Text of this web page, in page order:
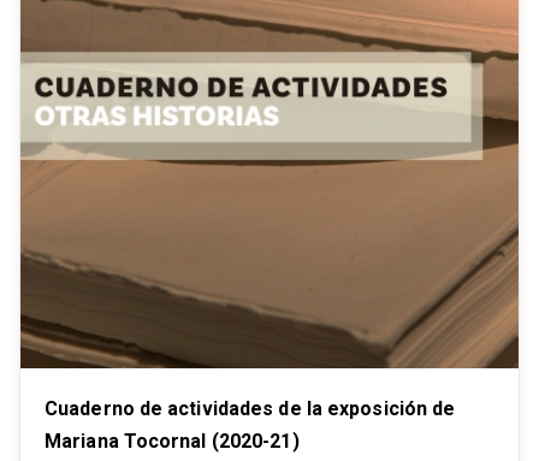
Cuaderno de actividades de la exposición de
Mariana Tocornal (2020-21)